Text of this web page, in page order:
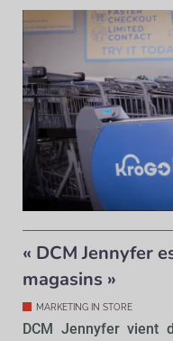
« DCM Jennyfer
magasins »
MARKETING IN STORE
DCM Jennyfer vient